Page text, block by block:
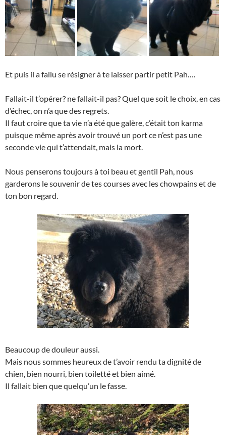
Et puis il a fallu se résigner à te laisser partir petit Pah….
Fallait-il t’opérer? ne fallait-il pas? Quel que soit le choix, en cas
d’échec, on n’a que des regrets.
Il faut croire que ta vie n’a été que galère, c’était ton karma
puisque même après avoir trouvé un port ce n’est pas une
seconde vie qui t’attendait, mais la mort.
Nous penserons toujours à toi beau et gentil Pah, nous
garderons le souvenir de tes courses avec les chowpains et de
ton bon regard.
Beaucoup de douleur aussi.
Mais nous sommes heureux de t’avoir rendu ta dignité de
chien, bien nourri, bien toiletté et bien aimé.
Il fallait bien que quelqu’un le fasse.